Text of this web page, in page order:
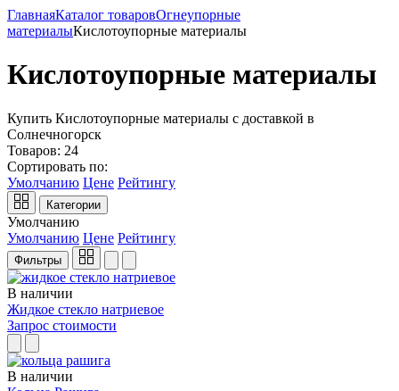
ГлавнаяКаталог товаровОгнеупорные
материалыКислотоупорные материалы
Кислотоупорные материалы
Купить Кислотоупорные материалы с доставкой в
Солнечногорск
Товаров: 24
Сортировать по:
Умолчанию Цене Рейтингу
Категории
Умолчанию
Умолчанию Цене Рейтингу
Фильтры
В наличии
Жидкое стекло натриевое
Запрос стоимости
В наличии